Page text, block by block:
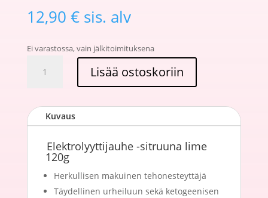
12,90 € sis. alv
Ei varastossa, vain jälkitoimituksena
Elektrolyyttijauhe
lime
Puhdistamo
määrä
Lisää ostoskoriin
Kuvaus
Elektrolyyttijauhe -sitruuna lime
120g
Herkullisen makuinen tehonesteyttäjä
Täydellinen urheiluun sekä ketogeenisen